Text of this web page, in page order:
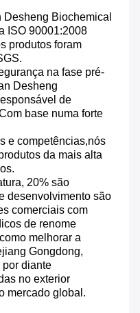
Biochemical
ISO 90001:2008
produtos foram
na fase pré-
Desheng
de
base numa forte
e competências,nós
da mais alta
20% são
desenvolvimento são
comerciais com
de renome
melhorar a
Gongdong,
diante
no exterior
mercado global.